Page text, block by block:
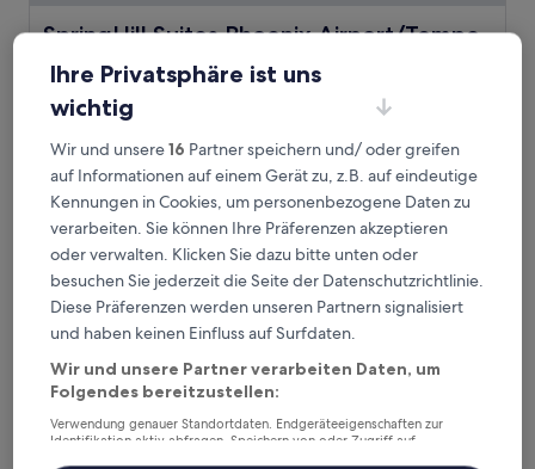
SpringHill Suites Phoenix Airport/Tempe
SpringHill Suites Phoenix Airport/Tempe
3.0-
Sterne-
Unterkunft
3 km von Station 44th Street - Washington entfernt
9.2
von
10,
Wunderbar,
(1.052
Bewertungen)
9,2/10 Wunderbar
Der
Preis
beträgt
66 €
inkl. Steuern & Gebühren
21. Aug.–22. Aug.
Hilton Garden Inn Phoenix Airport North
Ihre Privatsphäre ist uns
wichtig
Wir und unsere16 Partner speichern und/ oder greifen
auf Informationen auf einem Gerät zu, z.B. auf eindeutige
Kennungen in Cookies, um personenbezogene Daten zu
verarbeiten. Sie können Ihre Präferenzen akzeptieren
oder verwalten. Klicken Sie dazu bitte unten oder
besuchen Sie jederzeit die Seite der Datenschutzrichtlinie.
Diese Präferenzen werden unseren Partnern signalisiert
und haben keinen Einfluss auf Surfdaten.
Wir und unsere Partner verarbeiten Daten, um
Folgendes bereitzustellen:
Verwendung genauer Standortdaten. Endgeräteeigenschaften zur
Identifikation aktiv abfragen. Speichern von oder Zugriff auf